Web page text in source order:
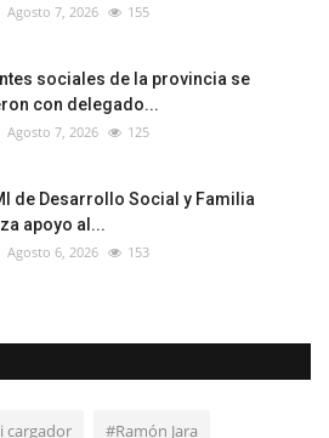
Agosto 7, 2026 155
sociales de la provincia se
con delegado...
Agosto 7, 2026 125
de Desarrollo Social y Familia
apoyo al...
Agosto 6, 2026 153
cargador #Ramón Jara